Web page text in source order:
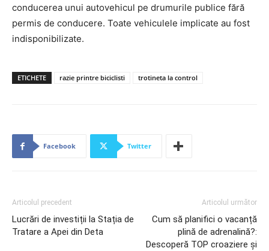
conducerea unui autovehicul pe drumurile publice fără
permis de conducere. Toate vehiculele implicate au fost
indisponibilizate.
ETICHETE razie printre biciclisti trotineta la control
Facebook Twitter
Articolul precedent
Lucrări de investiții la Stația de
Tratare a Apei din Deta
Articolul următor
Cum să planifici o vacanță
plină de adrenalină?:
Descoperă TOP croaziere și